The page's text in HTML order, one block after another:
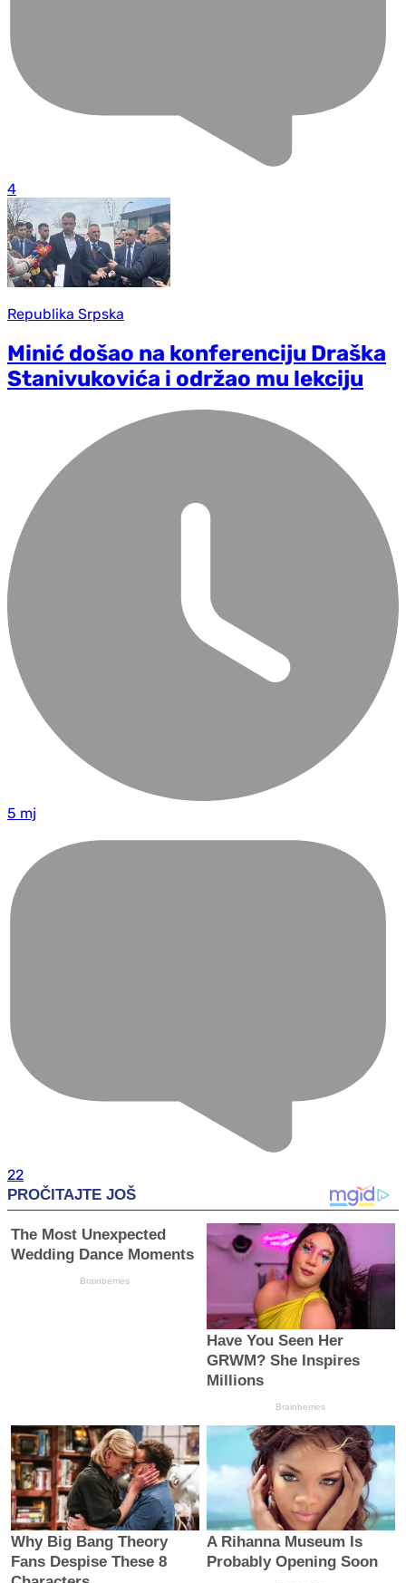
4
Republika Srpska
Minić došao na konferenciju Draška
Stanivukovića i održao mu lekciju
5 mj
22